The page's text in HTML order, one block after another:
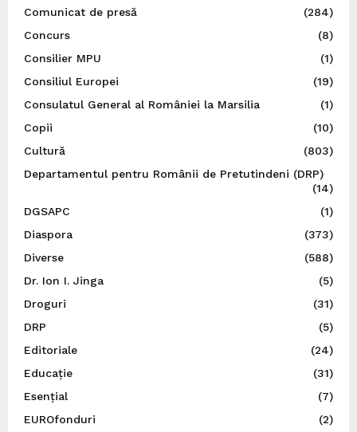
Comunicat de presă
(284)
Concurs
(8)
Consilier MPU
(1)
Consiliul Europei
(19)
Consulatul General al României la Marsilia
(1)
Copii
(10)
Cultură
(803)
Departamentul pentru Românii de Pretutindeni (DRP)
(14)
DGSAPC
(1)
Diaspora
(373)
Diverse
(588)
Dr. Ion I. Jinga
(5)
Droguri
(31)
DRP
(5)
Editoriale
(24)
Educație
(31)
Esențial
(7)
EUROfonduri
(2)